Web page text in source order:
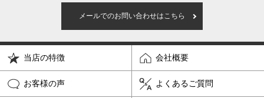
メールでのお問い合わせはこちら
当店の特徴 会社概要
お客様の声 よくあるご質問